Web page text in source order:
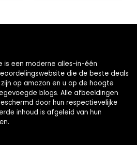
is een moderne alles-in-één
die de beste deals
op amazon en u op de hoogte
blogs. Alle afbeeldingen
door hun respectievelijke
inhoud is afgeleid van hun